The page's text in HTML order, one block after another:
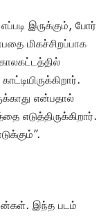
இருக்கும், போர்
மிகச்சிறப்பாக
என்பதால்
எடுத்திருக்கிறார்.
இந்த படம்